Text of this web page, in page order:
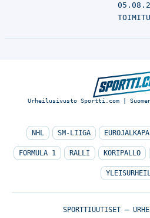
Urheilusivusto Sportti.com |
NHL SM-LIIGA
FORMULA 1 RALLI KORIPALLO
SPORTTIUUTISET –